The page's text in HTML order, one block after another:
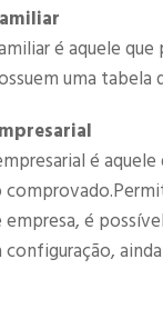
é aquele
uma tabela
é
empresa, é
configuração,